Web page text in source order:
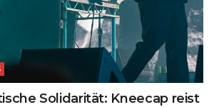
Solidarität: Kneecap reist